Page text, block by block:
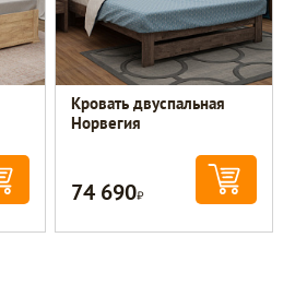
Кровать двуспальная
Норвегия
74 690Р